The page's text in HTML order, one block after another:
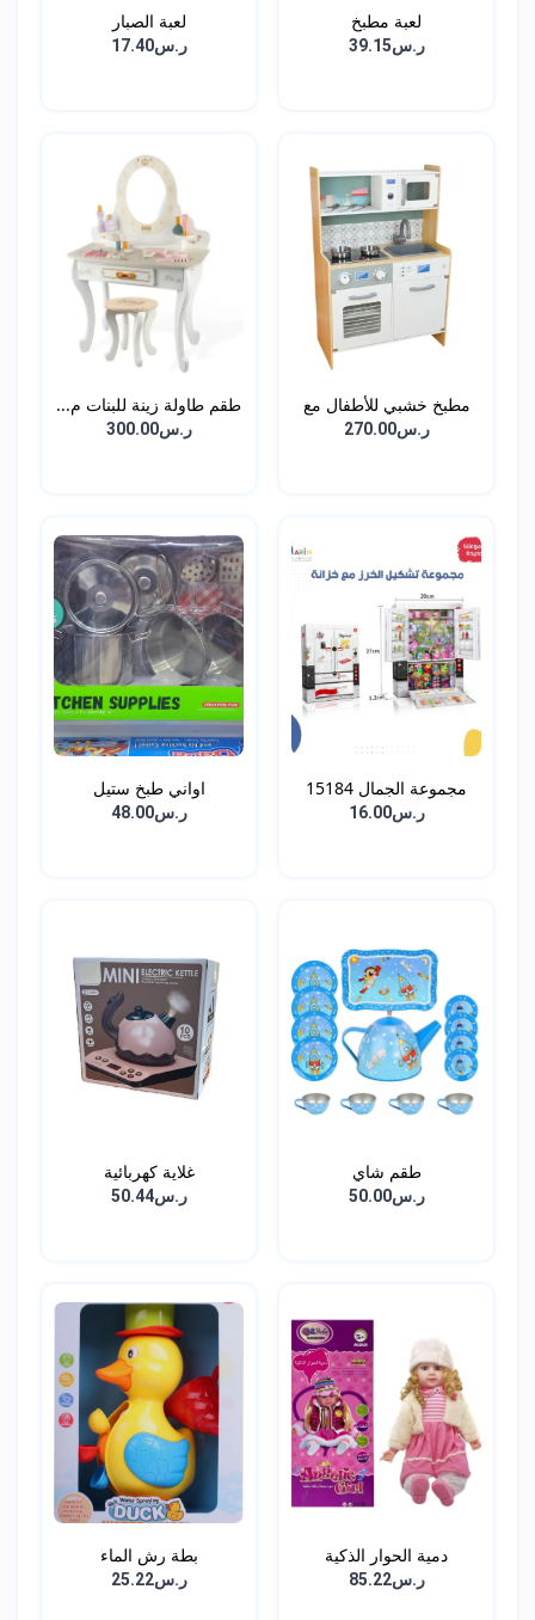
لعبة مطبخ
ر.س39.15
لعبة الصبار
ر.س17.40
مطبخ خشبي للأطفال مع
ال...ر.س270.00
طقم طاولة زينة للبنات م...
ر.س300.00
مجموعة الجمال 15184
ر.س16.00
اواني طبخ ستيل
ر.س48.00
طقم شاي
ر.س50.00
غلاية كهربائية
ر.س50.44
دمية الحوار الذكية
ر.س85.22
بطة رش الماء
ر.س25.22